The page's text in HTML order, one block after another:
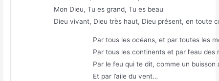
Mon Dieu, Tu es grand, Tu es beau
Dieu vivant, Dieu très haut, Dieu présent, en toute
Par tous les océans, et par toutes les
Par tous les continents et par l’eau des
Par le feu qui te dit, comme un buisson
Et par l’aile du vent…